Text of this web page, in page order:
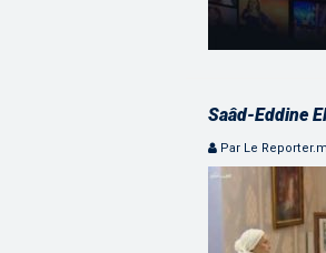
Saâd-Eddine
Par Le